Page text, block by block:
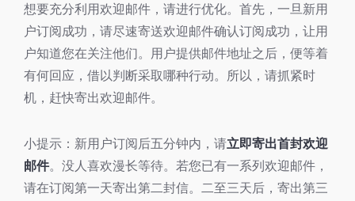
想要充分利用欢迎邮件，请进行优化。首先，一旦新用
户订阅成功，请尽速寄送欢迎邮件确认订阅成功，让用
户知道您在关注他们。用户提供邮件地址之后，便等着
有何回应，借以判断采取哪种行动。所以，请抓紧时
机，赶快寄出欢迎邮件。
小提示：新用户订阅后五分钟内，请立即寄出首封欢迎
邮件。没人喜欢漫长等待。若您已有一系列欢迎邮件，
请在订阅第一天寄出第二封信。二至三天后，寄出第三